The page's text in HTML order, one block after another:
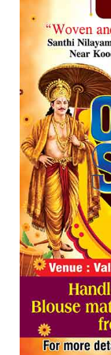
Get In Touch
Twitter
LinkedIn
YouTube